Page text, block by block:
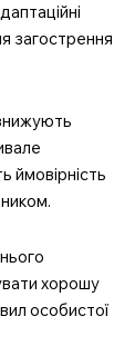
загострення
ймовірність
хорошу
особистої